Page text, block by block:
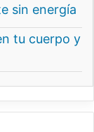
sin energía
tu cuerpo y